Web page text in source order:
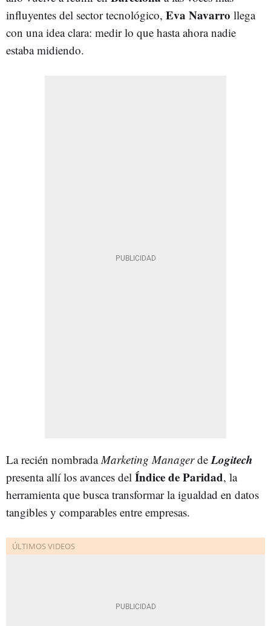
influyentes del sector tecnológico, Eva Navarro llega
con una idea clara: medir lo que hasta ahora nadie
estaba midiendo.
La recién nombrada Marketing Managerde Logitech
presenta allí los avances del Índice de Paridad, la
herramienta que busca transformar la igualdad en datos
tangibles y comparables entre empresas.